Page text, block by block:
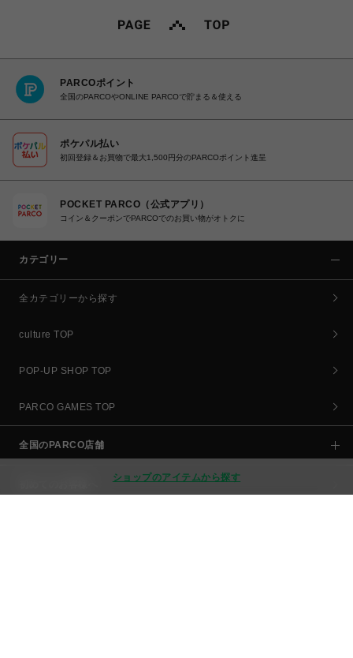
ショップのアイテムから探す
PARCOポイント
全国のPARCOやONLINE PARCOで貯まる＆使える
ポケパル払い
初回登録＆お買物で最大1,500円分のPARCOポイント進呈
POCKET PARCO（公式アプリ）
コイン＆クーポンでPARCOでのお買い物がオトクに
カテゴリー
全カテゴリーから探す
culture TOP
POP-UP SHOP TOP
PARCO GAMES TOP
全国のPARCO店舗